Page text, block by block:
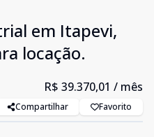
em Itapevi,
locação.
R$ 39.370,01 / mês
Compartilhar Favorito